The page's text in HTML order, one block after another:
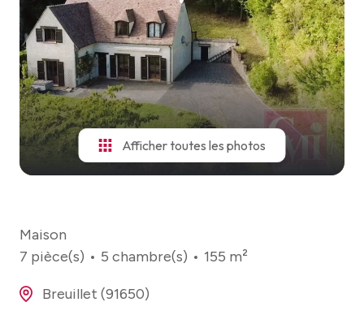
CONTACTER
Afficher toutes les photos
Maison
7 pièce(s)
5 chambre(s) 155 m²
Breuillet (91650)